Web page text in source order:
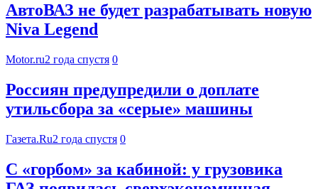
АвтоВАЗ не будет разрабатывать новую
Niva Legend
Motor.ru2 года спустя 0
Россиян предупредили о доплате
утильсбора за «серые» машины
Газета.Ru2 года спустя 0
С «горбом» за кабиной: у грузовика